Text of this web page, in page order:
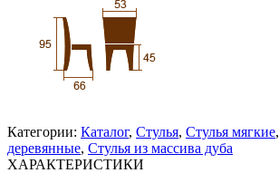
Категории: Каталог, Стулья, Стулья мягкие,
деревянные, Стулья из массива дуба
ХАРАКТЕРИСТИКИ